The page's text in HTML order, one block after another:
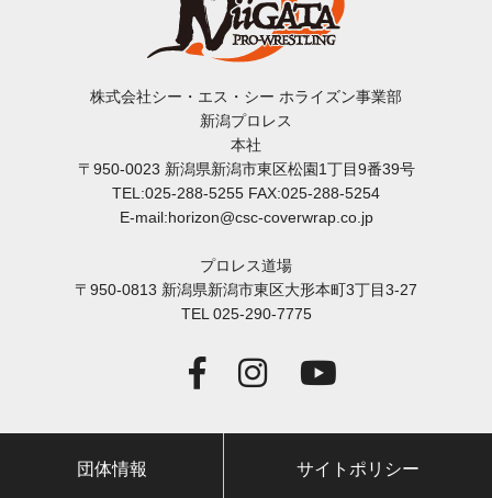
株式会社シー・エス・シー ホライズン事業部
新潟プロレス
本社
〒950-0023 新潟県新潟市東区松園1丁目9番39号
TEL:025-288-5255 FAX:025-288-5254
E-mail:horizon@csc-coverwrap.co.jp
プロレス道場
〒950-0813 新潟県新潟市東区大形本町3丁目3-27
TEL 025-290-7775
団体情報 サイトポリシー